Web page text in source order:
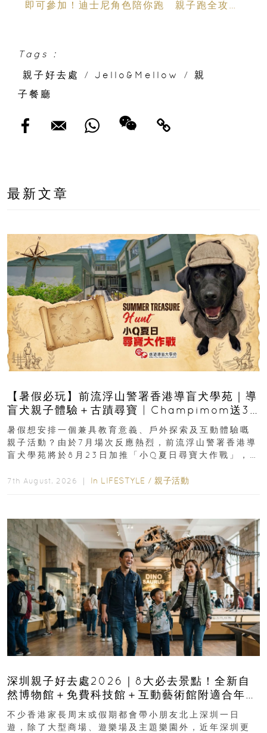
即可參加！迪士尼角色陪你跑 親子跑全攻略
Tags :
親子好去處
/ Jello&Mellow /
親
子餐廳
最新文章
【暑假必玩】前流浮山警署香港導盲犬學苑｜導
盲犬親子體驗＋古蹟尋寶 | Champimom送3
組免費名額
暑假想安排一個兼具教育意義、戶外探索及互動體驗嘅
親子活動？由於7月場次反應熱烈，前流浮山警署香港導
盲犬學苑將於8月23日加推「小Q夏日尋寶大作戰」，家
7th August, 2026 ｜ In LIFESTYLE / 親子活動
深圳親子好去處2026｜8大必去景點！全新自
然博物館＋免費科技館＋互動藝術館附適合年
齡、交通、門票、開放時間
不少香港家長周末或假期都會帶小朋友北上深圳一日
遊，除了大型商場、遊樂場及主題樂園外，近年深圳更